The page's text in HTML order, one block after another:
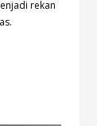
rekan